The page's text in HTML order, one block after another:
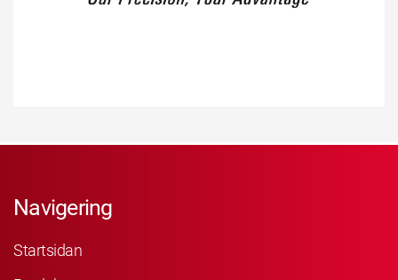
Navigering
Startsidan